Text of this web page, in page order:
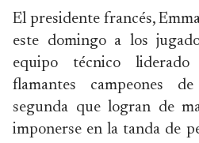
El presidente francés,
este domingo a los
equipo técnico
flamantes campeones
segunda que logran de
imponerse en la tanda de